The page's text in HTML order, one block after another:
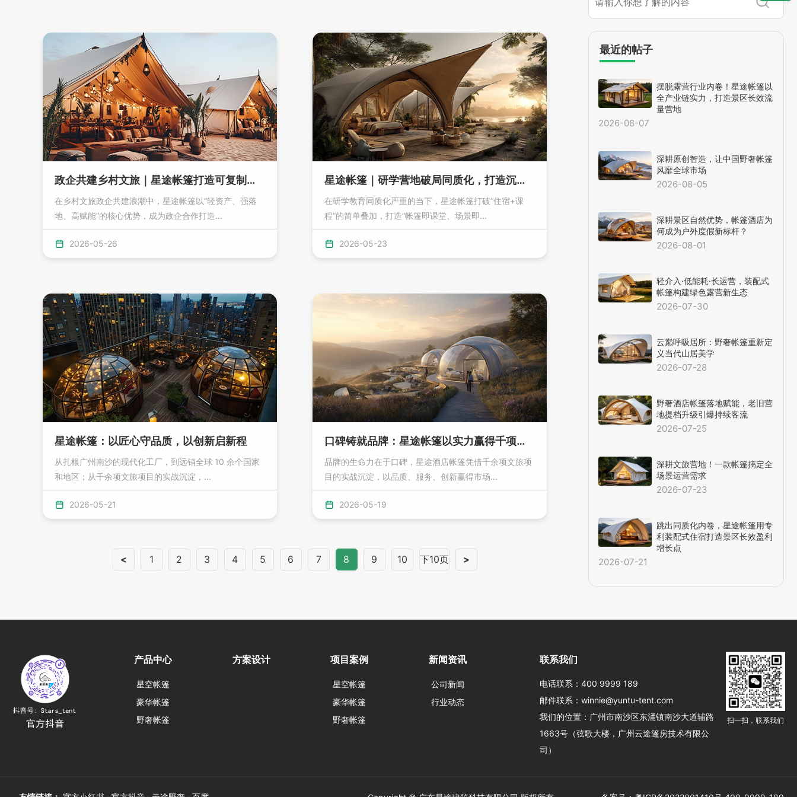
最近的帖子
摆脱露营行业内卷！星途帐篷以
全产业链实力，打造景区长效流
量营地
2026-08-07
深耕原创智造，让中国野奢帐篷
风靡全球市场
2026-08-05
深耕景区自然优势，帐篷酒店为
何成为户外度假新标杆？
2026-08-01
轻介入·低能耗·长运营，装配式
帐篷构建绿色露营新生态
2026-07-30
云巅呼吸居所：野奢帐篷重新定
义当代山居美学
2026-07-28
野奢酒店帐篷落地赋能，老旧营
地提档升级引爆持续客流
2026-07-25
深耕文旅营地！一款帐篷搞定全
场景运营需求
2026-07-23
跳出同质化内卷，星途帐篷用专
利装配式住宿打造景区长效盈利
增长点
2026-07-21
政企共建乡村文旅｜星途帐篷打造可复制的赋能标杆
在乡村文旅政企共建浪潮中，星途帐篷以“轻资产、强落
地、高赋能”的核心优势，成为政企合作打造...
2026-05-26
星途帐篷｜研学营地破局同质化，打造沉浸式教育新场景
在研学教育同质化严重的当下，星途帐篷打破“住宿+课
程”的简单叠加，打造“帐篷即课堂、场景即...
2026-05-23
星途帐篷：以匠心守品质，以创新启新程
从扎根广州南沙的现代化工厂，到远销全球 10 余个国家
和地区；从千余项文旅项目的实战沉淀，...
2026-05-21
口碑铸就品牌：星途帐篷以实力赢得千项项目认可
品牌的生命力在于口碑，星途酒店帐篷凭借千余项文旅项
目的实战沉淀，以品质、服务、创新赢得市场...
2026-05-19
< 1 2 3 4 5 6 7 8 9 10 下10页 >
产品中心
星空帐篷
豪华帐篷
野奢帐篷
方案设计 项目案例
星空帐篷
豪华帐篷
野奢帐篷
新闻资讯
公司新闻
行业动态
联系我们
电话联系：400 9999 189
邮件联系：winnie@yuntu-tent.com
我们的位置：广州市南沙区东涌镇南沙大道辅路
1663号（弦歌大楼，广州云途篷房技术有限公
司）
扫一扫，联系我们